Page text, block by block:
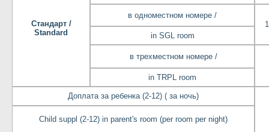
Стандарт /
Standard
в одноместном номере /
in SGL room
в трехместном номере /
in TRPL room
Доплата за ребенка (2-12) ( за ночь)
Child suppl (2-12) in parent's room (per room per night)